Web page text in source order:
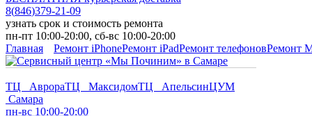
8(846)379-21-09
узнать срок и стоимость ремонта
пн-пт 10:00-20:00, сб-вс 10:00-20:00
Главная
Ремонт iPhoneРемонт iPadРемонт телефоновРемонт
ТЦ АврораТЦ МаксидомТЦ АпельсинЦУМ
Самара
пн-вс 10:00-20:00